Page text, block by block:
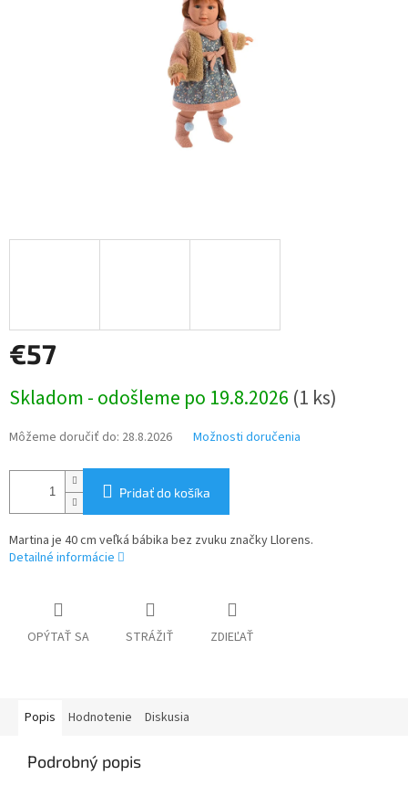
€57
cena:
Skladom - odošleme po 19.8.2026 (1 ks)
Môžeme doručiť do: 28.8.2026 Možnosti doručenia
Pridať do košíka
Martina je 40 cm veľká bábika bez zvuku značky Llorens.
Detailné informácie
OPÝTAŤ SA STRÁŽIŤ ZDIEĽAŤ
Popis Hodnotenie Diskusia
Podrobný popis